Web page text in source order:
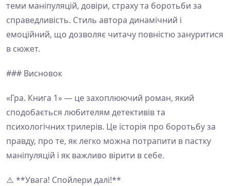
теми маніпуляцій, довіри, страху та боротьби за
справедливість. Стиль автора динамічний і
емоційний, що дозволяє читачу повністю зануритися
в сюжет.
### Висновок
«Гра. Книга 1» — це захоплюючий роман, який
сподобається любителям детективів та
психологічних трилерів. Це історія про боротьбу за
правду, про те, як легко можна потрапити в пастку
маніпуляцій і як важливо вірити в себе.
⚠️ **Увага! Спойлери далі!**